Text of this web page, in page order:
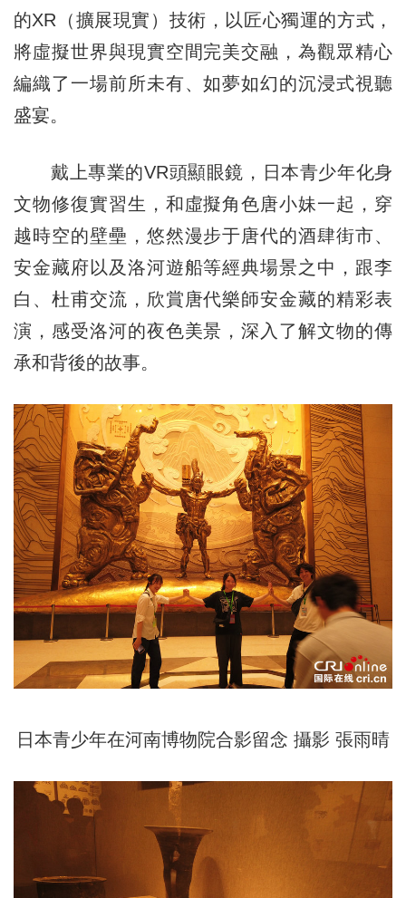
的XR（擴展現實）技術，以匠心獨運的方式，
將虛擬世界與現實空間完美交融，為觀眾精心
編織了一場前所未有、如夢如幻的沉浸式視聽
盛宴。
戴上專業的VR頭顯眼鏡，日本青少年化身
文物修復實習生，和虛擬角色唐小妹一起，穿
越時空的壁壘，悠然漫步于唐代的酒肆街市、
安金藏府以及洛河遊船等經典場景之中，跟李
白、杜甫交流，欣賞唐代樂師安金藏的精彩表
演，感受洛河的夜色美景，深入了解文物的傳
承和背後的故事。
日本青少年在河南博物院合影留念 攝影 張雨晴